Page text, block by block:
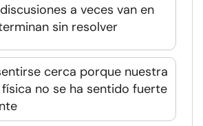
a veces van en
sin resolver
cerca porque nuestra
no se ha sentido fuerte